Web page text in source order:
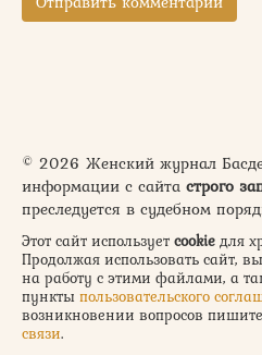
© 2026 Женский журнал
информации с сайта строго
преследуется в судебном
Этот сайт использует cookie для
Продолжая использовать сайт,
на работу с этими файлами, а
пункты пользовательского
возникновении вопросов
связи.